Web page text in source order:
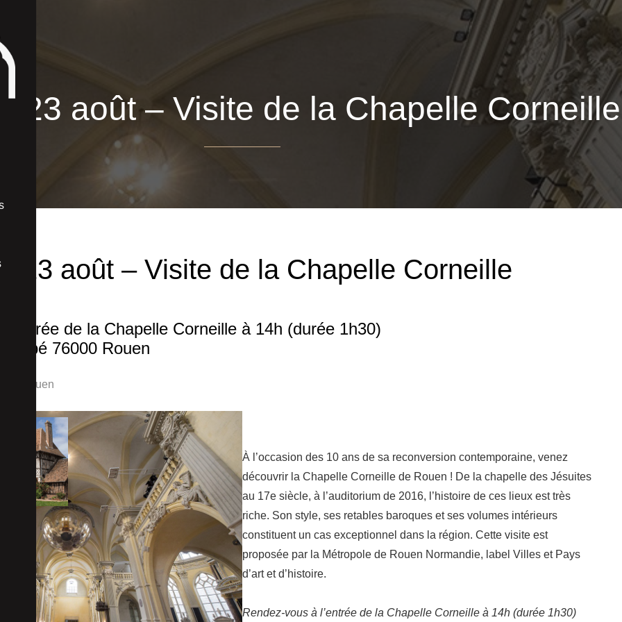
23 août – Visite de la Chapelle Corneille
23 août – Visite de la Chapelle Corneille
l’entrée de la Chapelle Corneille à 14h (durée 1h30)
76000 Rouen
Rouen
À l’occasion des 10 ans de sa reconversion contemporaine, venez
découvrir la Chapelle Corneille de Rouen ! De la chapelle des Jésuites
au 17e siècle, à l’auditorium de 2016, l’histoire de ces lieux est très
riche. Son style, ses retables baroques et ses volumes intérieurs
constituent un cas exceptionnel dans la région. Cette visite est
proposée par la Métropole de Rouen Normandie, label Villes et Pays
d’art et d’histoire.
Rendez-vous à l’entrée de la Chapelle Corneille à 14h (durée 1h30)